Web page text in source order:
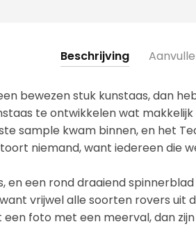
Beschrijving
bewezen stuk kunstaas, dan
te ontwikkelen wat
sample kwam binnen, en het
niemand, want iedereen die
en een rond draaiend
vrijwel alle soorten rovers uit
een foto met een meerval, dan